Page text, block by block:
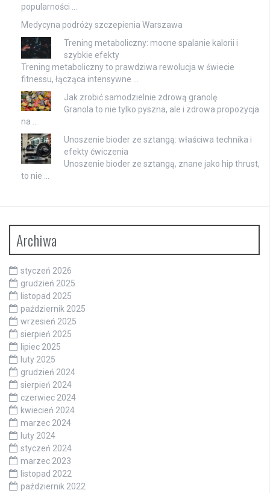
popularności …
Medycyna podróży szczepienia Warszawa
Trening metaboliczny: mocne spalanie kalorii i
szybkie efekty
Trening metaboliczny to prawdziwa rewolucja w świecie
fitnessu, łącząca intensywne …
Jak zrobić samodzielnie zdrową granolę
Granola to nie tylko pyszna, ale i zdrowa propozycja
na …
Unoszenie bioder ze sztangą: właściwa technika i
efekty ćwiczenia
Unoszenie bioder ze sztangą, znane jako hip thrust,
to nie …
Archiwa
styczeń 2026
grudzień 2025
listopad 2025
październik 2025
wrzesień 2025
sierpień 2025
lipiec 2025
luty 2025
grudzień 2024
sierpień 2024
czerwiec 2024
kwiecień 2024
marzec 2024
luty 2024
styczeń 2024
marzec 2023
listopad 2022
październik 2022